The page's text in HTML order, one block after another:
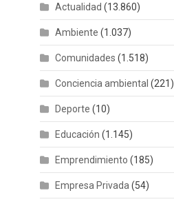
Actualidad (13.860)
Ambiente (1.037)
Comunidades (1.518)
Conciencia ambiental (221)
Deporte (10)
Educación (1.145)
Emprendimiento (185)
Empresa Privada (54)